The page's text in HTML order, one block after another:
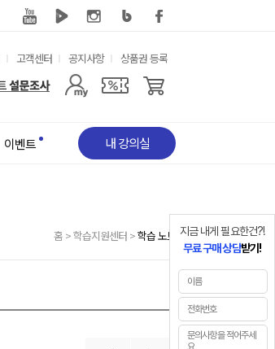
고객센터 공지사항
상품권 등록
이벤트 내 강의실
홈 >학습지원센터 >학습 노트
지금 내게 필요한건?!
무료 구매 상담받기!